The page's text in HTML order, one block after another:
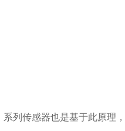
列传感器也是基于此原理